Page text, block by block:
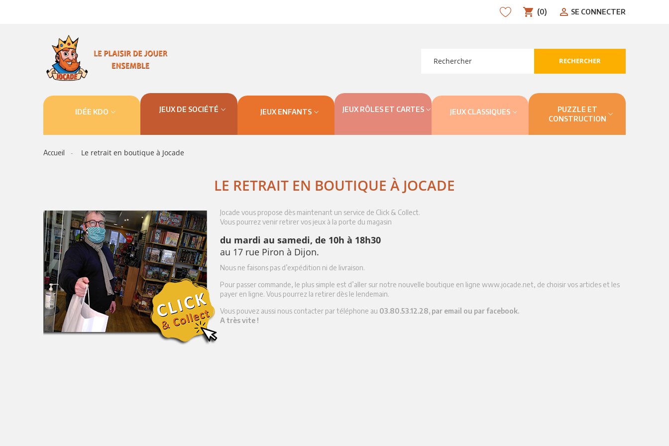
shopping_cart (0) person_outline SE CONNECTER
search
RECHERCHER
IDÉE KDO JEUX DE SOCIÉTÉ JEUX ENFANTS JEUX RÔLES ET CARTES JEUX CLASSIQUES
PUZZLE ET
CONSTRUCTION
Accueil Le retrait en boutique à Jocade
LE RETRAIT EN BOUTIQUE À JOCADE
Jocade vous propose dès maintenant un service de Click & Collect.
Vous pourrez venir retirer vos jeux à la porte du magasin
du mardi au samedi, de 10h à 18h30
au 17 rue Piron à Dijon.
Nous ne faisons pas d’expédition ni de livraison.
Pour passer commande, le plus simple est d’aller sur notre nouvelle boutique en ligne www.jocade.net, de choisir vos articles et les
payer en ligne. Vous pourrez la retirer dès le lendemain.
Vous pouvez aussi nous contacter par téléphone au 03.80.53.12.28, par email ou par facebook.
A très vite !